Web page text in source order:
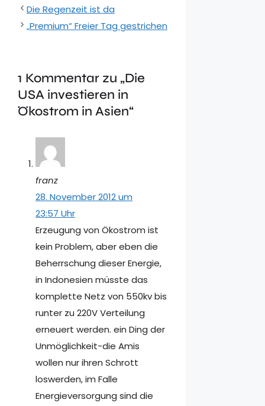
Die Regenzeit ist da
„Premium“ Freier Tag gestrichen
1 Kommentar zu „Die
USA investieren in
Ökostrom in Asien“
franz
28. November 2012 um
23:57 Uhr
Erzeugung von Ökostrom ist
kein Problem, aber eben die
Beherrschung dieser Energie,
in Indonesien müsste das
komplette Netz von 550kv bis
runter zu 220V Verteilung
erneuert werden. ein Ding der
Unmöglichkeit-die Amis
wollen nur ihren Schrott
loswerden, im Falle
Energieversorgung sind die